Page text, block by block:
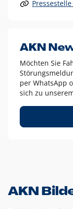
Alle anderen
Diese Ausnahmen
dem AKN
weißes
schwarzes
Um das Logo
Höhe bzw. Breite
AKN
Möchten Sie
per WhatsApp
sich zu
AKN